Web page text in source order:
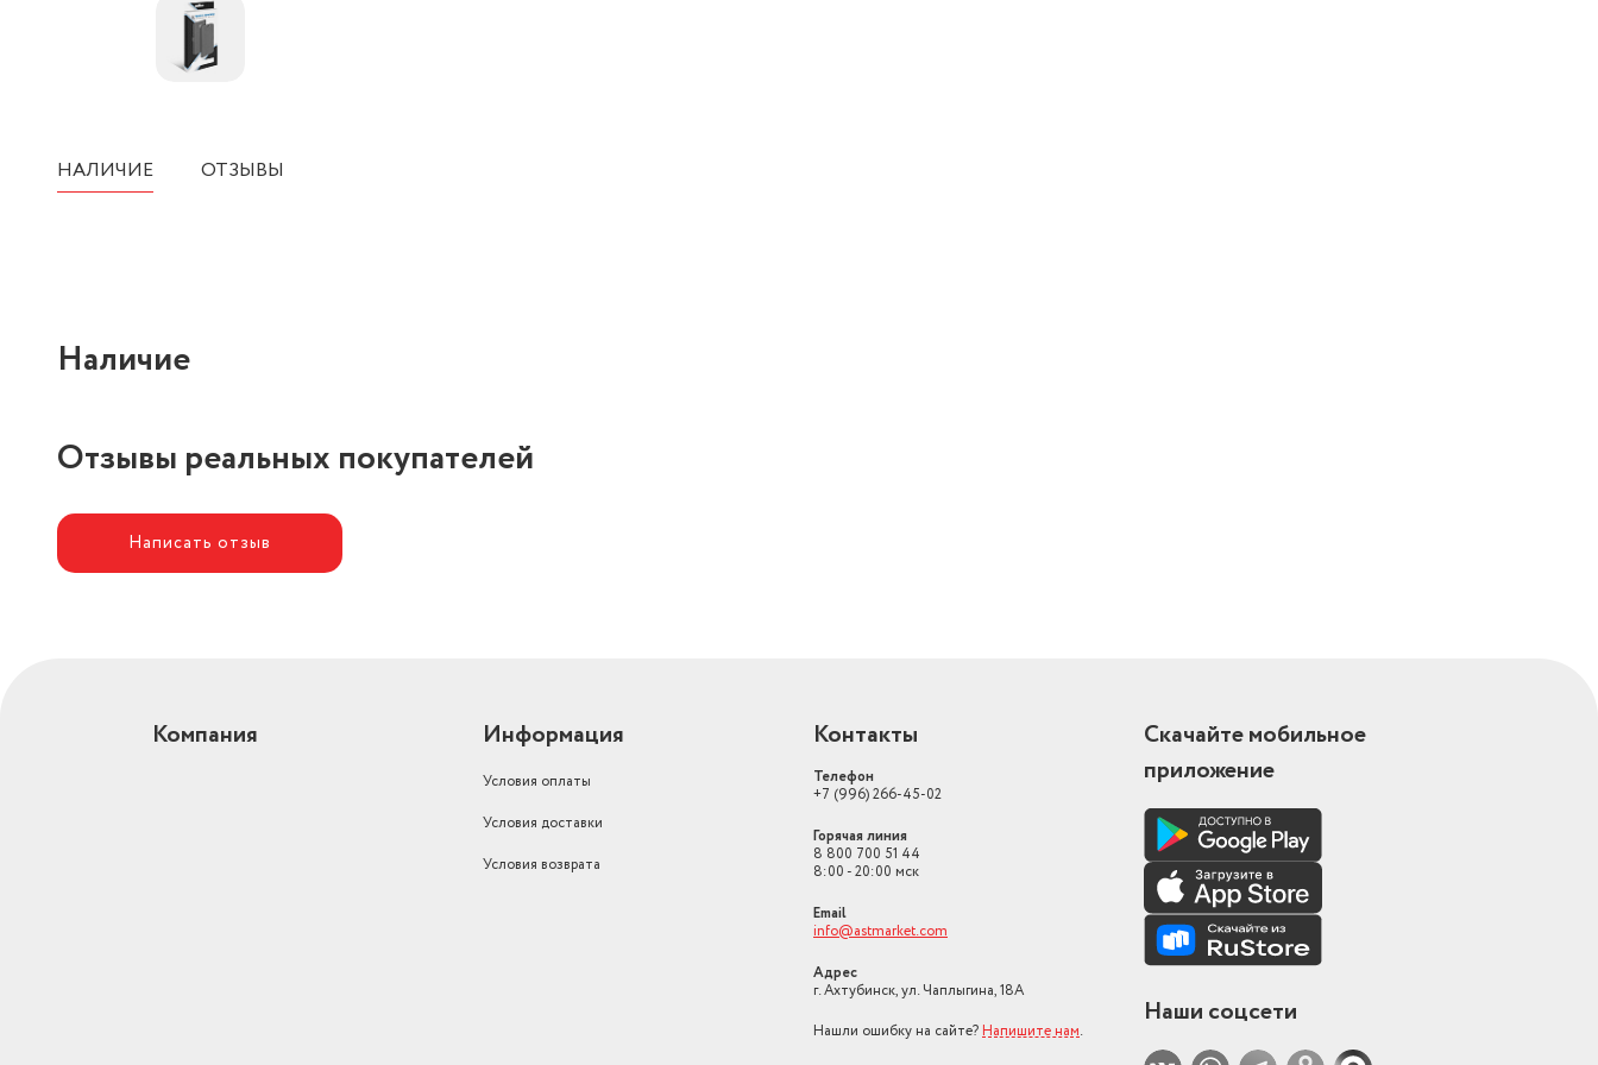
НАЛИЧИЕ ОТЗЫВЫ
Наличие
Отзывы реальных покупателей
Написать отзыв
Компания Информация
Условия оплаты
Условия доставки
Условия возврата
Контакты
Телефон
+7 (996) 266-45-02
Горячая линия
8 800 700 51 44
8:00 - 20:00 мск
Email
info@astmarket.com
Адрес
г. Ахтубинск, ул. Чаплыгина, 18А
Нашли ошибку на сайте? Напишите нам.
Скачайте мобильное
приложение
Наши соцсети